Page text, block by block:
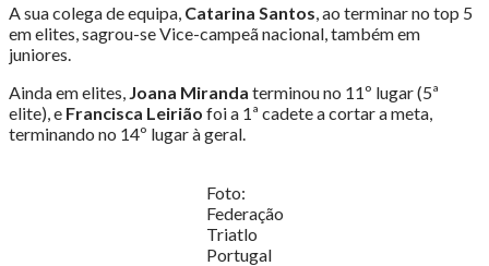
A sua colega de equipa, Catarina Santos, ao terminar no top 5
em elites, sagrou-se Vice-campeã nacional, também em
juniores.
Ainda em elites, Joana Miranda terminou no 11º lugar (5ª
elite), e Francisca Leirião foi a 1ª cadete a cortar a meta,
terminando no 14º lugar à geral.
Foto:
Federação
Triatlo
Portugal